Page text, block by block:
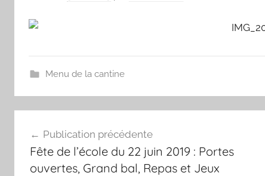
Menu de la cantine
de
l’article
Publication précédente
Fête de l’école du 22 juin 2019 : Portes
ouvertes, Grand bal, Repas et Jeux